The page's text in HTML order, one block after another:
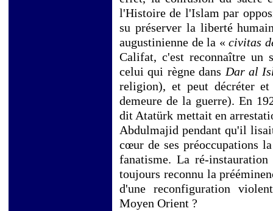
l'Histoire de l'Islam par
su préserver la liberté
augustinienne de la «civitas
Califat, c'est reconnaître un
celui qui règne dans Dar al
religion), et peut décréter
demeure de la guerre). En
dit Atatürk mettait en
Abdulmajid pendant qu'il
cœur de ses préoccupations
fanatisme. La ré-
toujours reconnu la
d'une reconfiguration
Moyen Orient ?